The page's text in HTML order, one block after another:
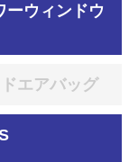
ーウィンドウ
エアバッグ